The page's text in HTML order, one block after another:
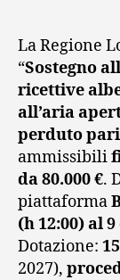
La Regione
“Sostegno
ricettive
all’aria
perduto pari
ammissibili
da 80.000 €.
piattaforma
(h 12:00) al
Dotazione:
2027),